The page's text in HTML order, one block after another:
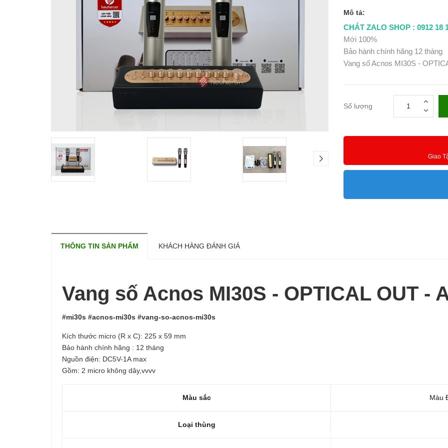
Mô tả:
CHÁT ZALO SHOP : 0912 18
Mới 100%
Bảo hành chính hãng 12 tháng
Vang số Acnos MI30S -
Số lượng
Giao
THÔNG TIN SẢN PHẨM KHÁCH HÀNG ĐÁNH GIÁ
Vang số Acnos MI30S - OPTICAL OUT -
#mi30s #acnos-mi30s #vang-so-acnos-mi30s
Kích thước micro (R x C): 225 x 59 mm
Bảo hành chính hãng : 12 tháng
Nguồn điện: DC5V-1A max
Gồm: 2 micro không dây,vvvv
Màu sắc Màu
Loại thùng